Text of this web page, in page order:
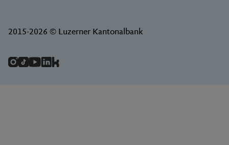
2015-2026 © Luzerner Kantonalbank